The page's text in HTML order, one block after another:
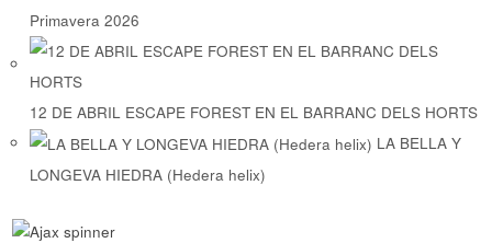
Primavera 2026
12 DE ABRIL ESCAPE FOREST EN EL BARRANC DELS HORTS
LA BELLA Y
LONGEVA HIEDRA (Hedera helix)